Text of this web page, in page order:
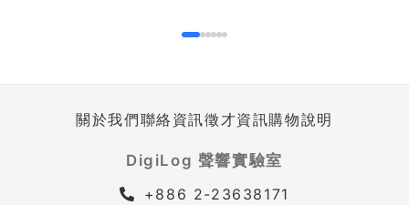
關於我們聯絡資訊徵才資訊購物說明
DigiLog 聲響實驗室
+886 2-23638171